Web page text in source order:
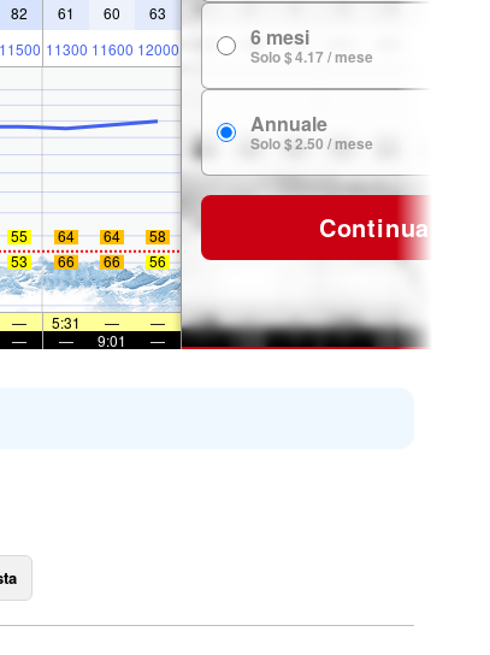
82 61 60 63
11500 11300 11600 12000
55 64 64
58
53 66 66 56
— 5:31 —
—
— — 9:01 —
6 mesi
Solo $ 4.17 / mese
Annuale
Solo $ 2.50 / mese
Continua